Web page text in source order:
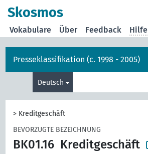
Skosmos
Vokabulare Über Feedback Hilfe
Presseklassifikation (c. 1998 - 2005)
Deutsch
> Kreditgeschäft
BEVORZUGTE BEZEICHNUNG
BK01.16 Kreditgeschäft